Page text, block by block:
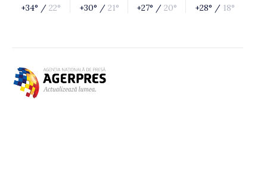
+34° / 22° +30° / 21° +27° / 20° +28° / 18°